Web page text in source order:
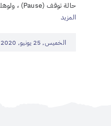
حالة توقف (Pause) ، ولوهله أصبحنا عاجزين عن التفكير ، ونظراً لكون حياتنا كانت قائمة على التحرك وفق
المزيد
الخميس, 25 يونيو, 2020